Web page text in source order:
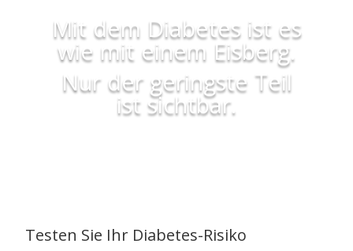
Mit dem Diabetes ist es
wie mit einem Eisberg.
Nur der geringste Teil
ist sichtbar.
Testen Sie Ihr Diabetes-Risiko